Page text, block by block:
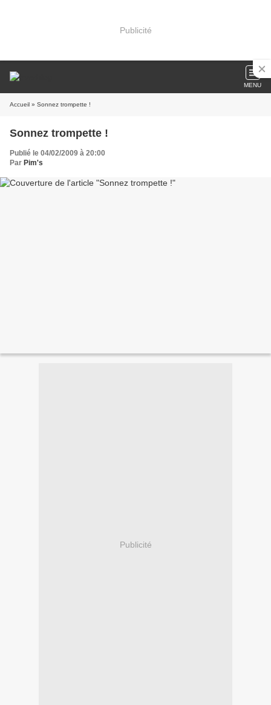
Publicité
MENU
Accueil » Sonnez trompette !
Sonnez trompette !
Publié le 04/02/2009 à 20:00
Par Pim's
Publicité